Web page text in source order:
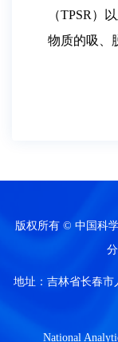
（TPSR）
物质的吸、
版权所有 © 中国科
地址：吉林省长春
National